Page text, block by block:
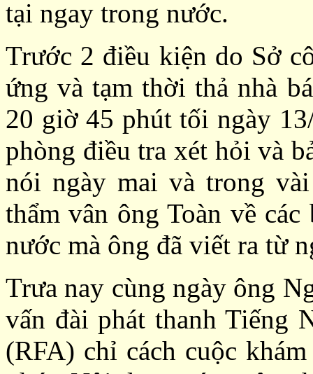
tại ngay trong nước.
Trước 2 điều kiện do Sở
ứng và tạm thời thả nhà
20 giờ 45 phút tối ngày
phòng điều tra xét hỏi và
nói ngày mai và trong
thẩm vân ông Toàn về
nước mà ông đã viết ra từ
Trưa nay cùng ngày ông
vấn đài phát thanh
(RFA) chỉ cách cuộc